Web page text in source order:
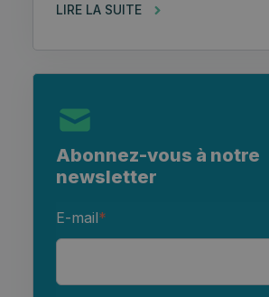
LIRE LA SUITE
Abonnez-vous à notre
newsletter
E-mail*